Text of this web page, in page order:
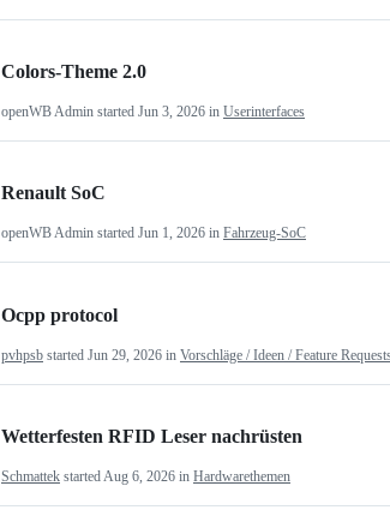
Colors-Theme 2.0
openWB Admin started Jun 3, 2026 in Userinterfaces
Renault SoC
openWB Admin started Jun 1, 2026 in Fahrzeug-SoC
Ocpp protocol
pvhpsb started Jun 29, 2026 in Vorschläge / Ideen / Feature
Wetterfesten RFID Leser nachrüsten
Schmattek startedAug 6, 2026 in Hardwarethemen